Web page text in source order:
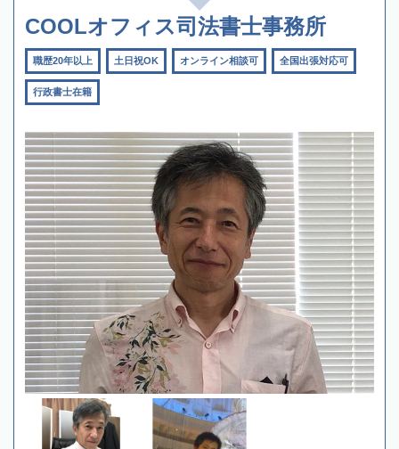
COOLオフィス司法書士事務所
職歴20年以上 土日祝OK オンライン相談可 全国出張対応可
行政書士在籍